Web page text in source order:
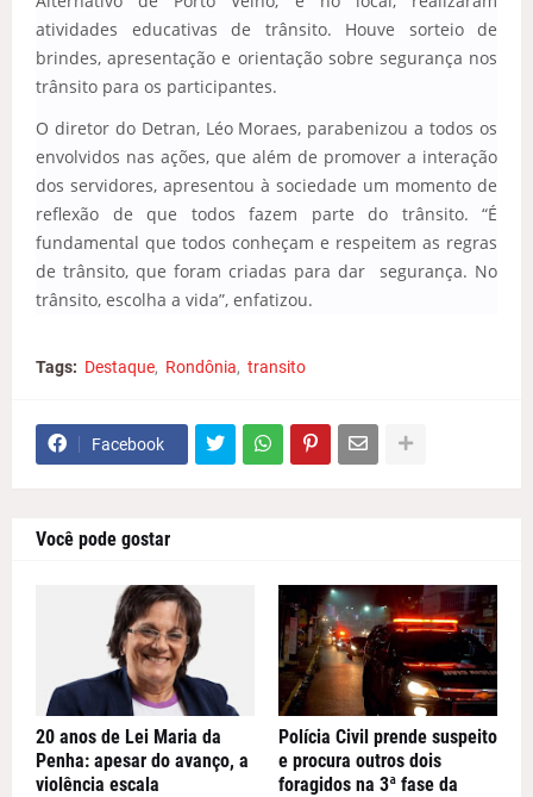
atividades educativas de trânsito. Houve sorteio de
brindes, apresentação e orientação sobre segurança nos
trânsito para os participantes.
O diretor do Detran, Léo Moraes, parabenizou a todos os
envolvidos nas ações, que além de promover a interação
dos servidores, apresentou à sociedade um momento de
reflexão de que todos fazem parte do trânsito. “É
fundamental que todos conheçam e respeitem as regras
de trânsito, que foram criadas para dar segurança. No
trânsito, escolha a vida”, enfatizou.
Tags: Destaque Rondônia transito
Facebook
Você pode gostar
20 anos de Lei Maria da
Penha: apesar do avanço, a
violência escala
Polícia Civil prende suspeito
e procura outros dois
foragidos na 3ª fase da